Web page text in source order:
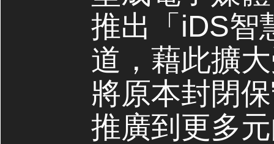
推出「iDS智
道，藉此擴
將原本封閉
推廣到更多